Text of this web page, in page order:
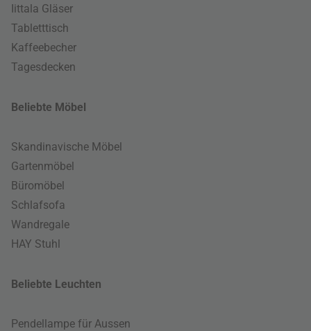
Iittala Gläser
Tabletttisch
Kaffeebecher
Tagesdecken
Beliebte Möbel
Skandinavische Möbel
Gartenmöbel
Büromöbel
Schlafsofa
Wandregale
HAY Stuhl
Beliebte Leuchten
Pendellampe für Aussen